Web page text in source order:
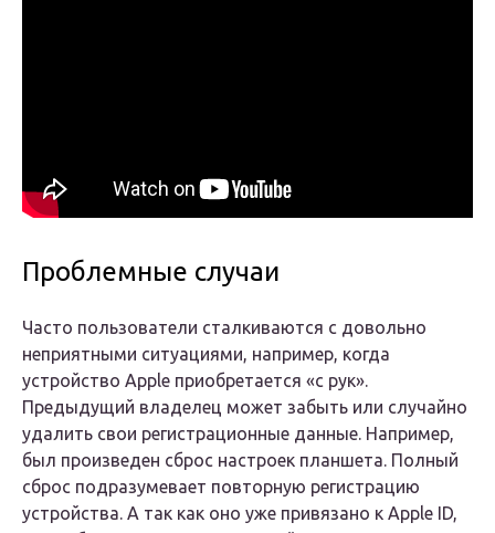
Проблемные случаи
Часто пользователи сталкиваются с довольно
неприятными ситуациями, например, когда
устройство Apple приобретается «с рук».
Предыдущий владелец может забыть или случайно
удалить свои регистрационные данные. Например,
был произведен сброс настроек планшета. Полный
сброс подразумевает повторную регистрацию
устройства. А так как оно уже привязано к Apple ID,